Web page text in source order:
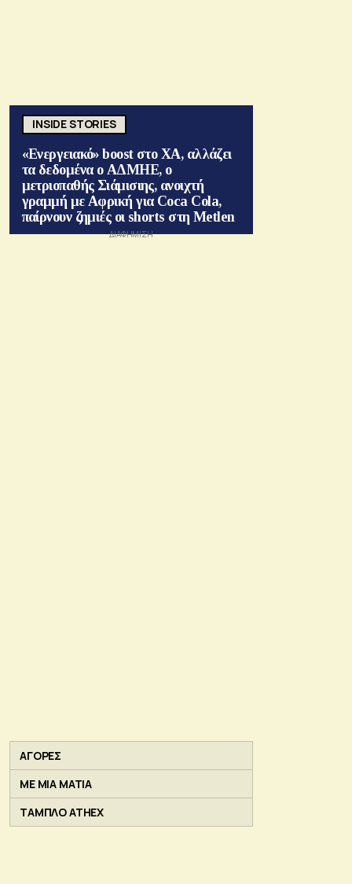
INSIDE STORIES
«Ενεργειακό» boost στο ΧΑ, αλλάζει
τα δεδομένα ο ΑΔΜΗΕ, ο
μετριοπαθής Σιάμισιης, ανοιχτή
γραμμή με Αφρική για Coca Cola,
παίρνουν ζημιές οι shorts στη Metlen
ΑΓΟΡΕΣ
ΜΕ ΜΙΑ ΜΑΤΙΑ
ΤΑΜΠΛΟ ATHEX